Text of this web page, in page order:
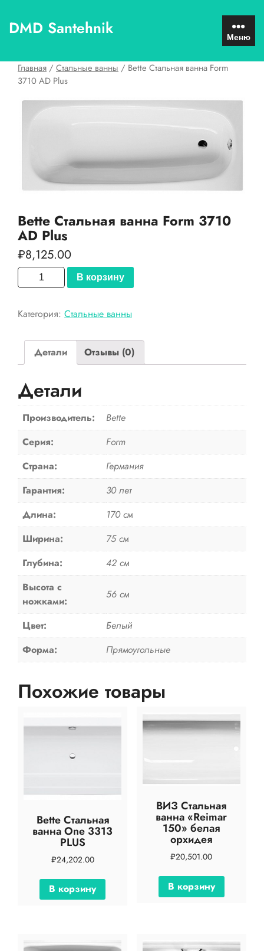
содержимому
DMD Santehnik Меню
Главная / Стальные ванны / Bette Стальная ванна Form
3710 AD Plus
Bette Стальная ванна Form 3710
AD Plus
₽8,125.00
Количество
товара
Стальная
Form
3710
Plus
В корзину
Категория: Стальные ванны
Детали Отзывы (0)
Детали
Производитель:
Bette
Серия:
Form
Страна:
Германия
Гарантия:
30 лет
Длина:
170 см
Ширина:
75 см
Глубина:
42 см
Высота с
ножками:
56 см
Цвет:
Белый
Форма:
Прямоугольные
Похожие товары
Bette Стальная
ванна One 3313
PLUS
₽24,202.00
В корзину
ВИЗ Стальная
ванна «Reimar
150» белая
орхидея
₽20,501.00
В корзину